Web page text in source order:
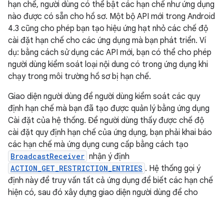
hạn chế, người dùng có thể bật các hạn chế như ứng dụng
nào được có sẵn cho hồ sơ. Một bộ API mới trong Android
4.3 cũng cho phép bạn tạo hiệu ứng hạt nhỏ các chế độ
cài đặt hạn chế cho các ứng dụng mà bạn phát triển. Ví
dụ: bằng cách sử dụng các API mới, bạn có thể cho phép
người dùng kiểm soát loại nội dung có trong ứng dụng khi
chạy trong môi trường hồ sơ bị hạn chế.
Giao diện người dùng để người dùng kiểm soát các quy
định hạn chế mà bạn đã tạo được quản lý bằng ứng dụng
Cài đặt của hệ thống. Để người dùng thấy được chế độ
cài đặt quy định hạn chế của ứng dụng, bạn phải khai báo
các hạn chế mà ứng dụng cung cấp bằng cách tạo
BroadcastReceiver nhận ý định
ACTION_GET_RESTRICTION_ENTRIES . Hệ thống gọi ý
định này để truy vấn tất cả ứng dụng để biết các hạn chế
hiện có, sau đó xây dựng giao diện người dùng để cho